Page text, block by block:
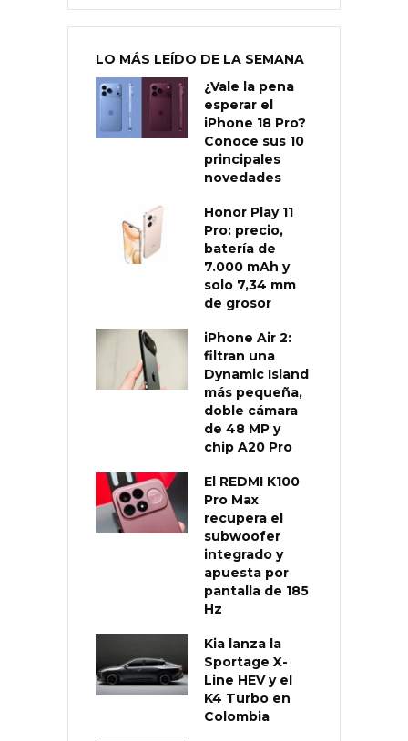
LO MÁS LEÍDO DE LA SEMANA
¿Vale la pena
esperar el
iPhone 18 Pro?
Conoce sus 10
principales
novedades
Honor Play 11
Pro: precio,
batería de
7.000 mAh y
solo 7,34 mm
de grosor
iPhone Air 2:
filtran una
Dynamic Island
más pequeña,
doble cámara
de 48 MP y
chip A20 Pro
El REDMI K100
Pro Max
recupera el
subwoofer
integrado y
apuesta por
pantalla de 185
Hz
Kia lanza la
Sportage X-
Line HEV y el
K4 Turbo en
Colombia